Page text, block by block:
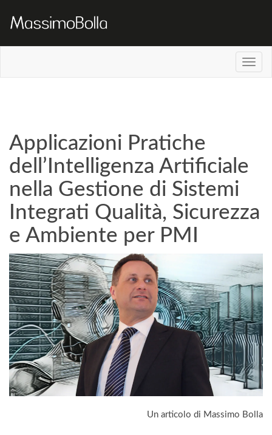
Applicazioni Pratiche
dell’Intelligenza Artificiale
nella Gestione di Sistemi
Integrati Qualità, Sicurezza
e Ambiente per PMI
Un articolo di Massimo Bolla